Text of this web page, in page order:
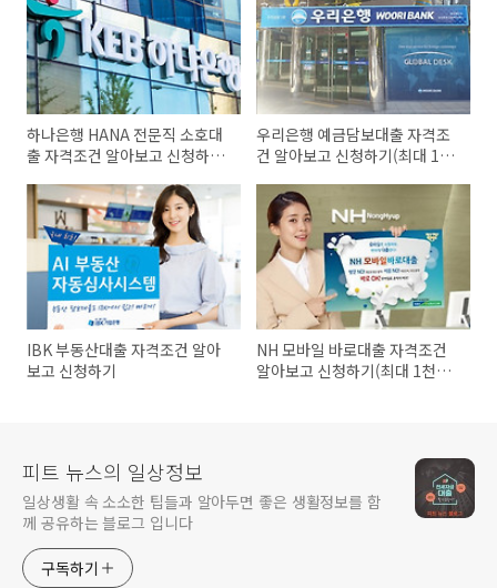
하나은행 HANA 전문직 소호대
출 자격조건 알아보고 신청하기
우리은행 예금담보대출 자격조
건 알아보고 신청하기(최대 1억
IBK 부동산대출 자격조건 알아
보고 신청하기
NH 모바일 바로대출 자격조건
알아보고 신청하기(최대 1천만
피트 뉴스의 일상정보
일상생활 속 소소한 팁들과 알아두면 좋은 생활정보를 함
께 공유하는 블로그 입니다
구독하기